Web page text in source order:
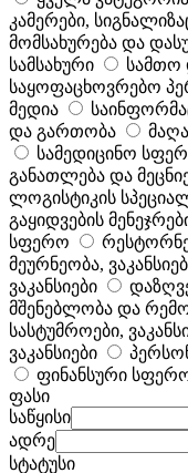
კამერები,
მომსახურება და
სამსახური
სამთო
საყოფაცხოვრებო
მედია
და გართობა
სამედიცინო
განათლება და
ლოგისტიკის
გაყიდვების
სფერო
მეურნეობა,
ვაკანსიები
მშენებლობა და
სასტუმროები,
ვაკანსიები
ფინანსური
ფასი
საწყისი
ადრე
სტატუსი